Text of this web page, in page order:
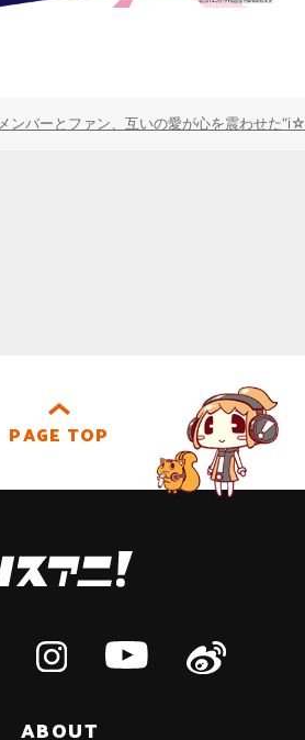
メンバーとファン、互いの愛が心を震わせた
PAGE TOP
ABOUT